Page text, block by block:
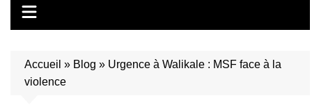
Accueil » Blog » Urgence à Walikale : MSF face à la
violence